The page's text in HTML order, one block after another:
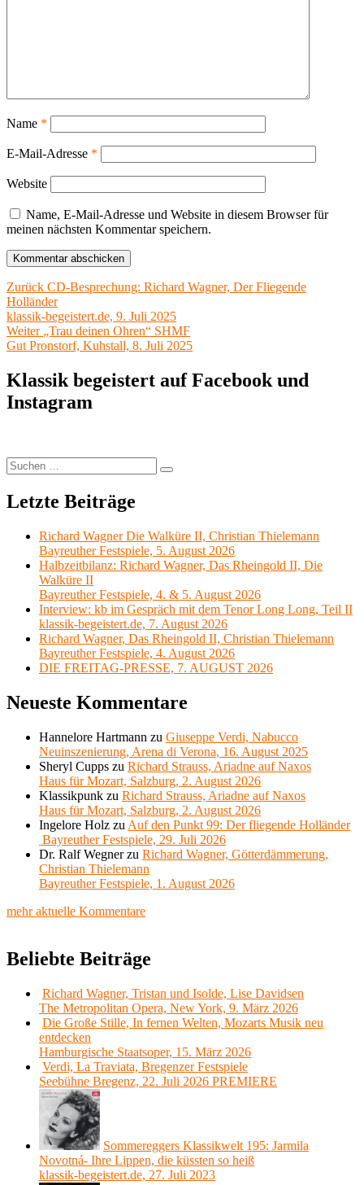
Name *
E-Mail-Adresse *
Website
Name, E-Mail-Adresse und Website in diesem Browser für
meinen nächsten Kommentar speichern.
Beitragsnavigation
Zurück Vorheriger
Beitrag:
CD-Besprechung: Richard Wagner, Der Fliegende
Holländer
klassik-begeistert.de, 9. Juli 2025
Weiter Nächster
Beitrag:
„Trau deinen Ohren“ SHMF
Gut Pronstorf, Kuhstall, 8. Juli 2025
Klassik begeistert auf Facebook und
Instagram
Suchen
nach:
Suchen
Letzte Beiträge
Richard Wagner Die Walküre II, Christian Thielemann
Bayreuther Festspiele, 5. August 2026
Halbzeitbilanz: Richard Wagner, Das Rheingold II, Die
Walküre II
Bayreuther Festspiele, 4. & 5. August 2026
Interview: kb im Gespräch mit dem Tenor Long Long, Teil II
klassik-begeistert.de, 7. August 2026
Richard Wagner, Das Rheingold II, Christian Thielemann
Bayreuther Festspiele, 4. August 2026
DIE FREITAG-PRESSE, 7. AUGUST 2026
Neueste Kommentare
Hannelore Hartmann zu Giuseppe Verdi, Nabucco
Neuinszenierung, Arena di Verona, 16. August 2025
Sheryl Cupps zu Richard Strauss, Ariadne auf Naxos
Haus für Mozart, Salzburg, 2. August 2026
Klassikpunk zu Richard Strauss, Ariadne auf Naxos
Haus für Mozart, Salzburg, 2. August 2026
Ingelore Holz zu Auf den Punkt 99: Der fliegende Holländer
Bayreuther Festspiele, 29. Juli 2026
Dr. Ralf Wegnerzu Richard Wagner, Götterdämmerung,
Christian Thielemann
Bayreuther Festspiele, 1. August 2026
mehr aktuelle Kommentare
Beliebte Beiträge
Richard Wagner, Tristan und Isolde, Lise Davidsen
The Metropolitan Opera, New York, 9. März 2026
Die Große Stille, In fernen Welten, Mozarts Musik neu
entdecken
Hamburgische Staatsoper, 15. März 2026
Verdi, La Traviata, Bregenzer Festspiele
Seebühne Bregenz, 22. Juli 2026 PREMIERE
Sommereggers Klassikwelt 195: Jarmila
Novotná- Ihre Lippen, die küssten so heiß
klassik-begeistert.de, 27. Juli 2023